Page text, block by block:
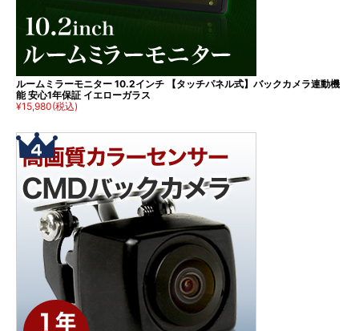
ルームミラーモニター 10.2インチ 【タッチパネル式】バックカメラ連動機
能 安心1年保証 イエローガラス
¥15,980(税込)